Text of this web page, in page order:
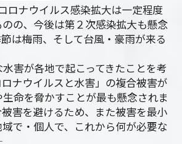
ロナウイルス感染拡大は一定程度
の、今後は第２次感染拡大も懸念
は梅雨、そして台風・豪雨が来る
害が各地で起こってきたことを考
ナウイルスと水害」の複合被害が
命を脅かすことが最も懸念されま
害を避けるため、また被害を最小
で・個人で、これから何が必要な